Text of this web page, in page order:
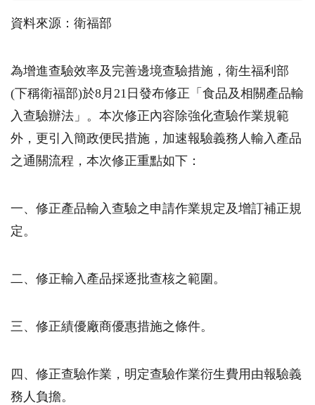
資料來源：衛福部
為增進查驗效率及完善邊境查驗措施，衛生福利部
(下稱衛福部)於8月21日發布修正「食品及相關產品輸
入查驗辦法」。本次修正內容除強化查驗作業規範
外，更引入簡政便民措施，加速報驗義務人輸入產品
之通關流程，本次修正重點如下：
一、修正產品輸入查驗之申請作業規定及增訂補正規
定。
二、修正輸入產品採逐批查核之範圍。
三、修正績優廠商優惠措施之條件。
四、修正查驗作業，明定查驗作業衍生費用由報驗義
務人負擔。